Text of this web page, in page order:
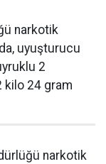
narkotik
uyuşturucu
2
kilo 24 gram
narkotik